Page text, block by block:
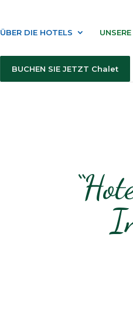
ÜBER DIE HOTELS
BUCHEN SIE JETZT Chalet